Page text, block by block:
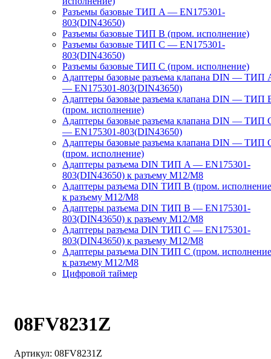
Разъемы базовые ТИП A — EN175301-
803(DIN43650)
Разъемы базовые ТИП В (пром. исполнение)
Разъемы базовые ТИП C — EN175301-
803(DIN43650)
Разъемы базовые ТИП C (пром. исполнение)
Адаптеры базовые разъема клапана DIN — ТИП
— EN175301-803(DIN43650)
Адаптеры базовые разъема клапана DIN — ТИП
(пром. исполнение)
Адаптеры базовые разъема клапана DIN — ТИП
— EN175301-803(DIN43650)
Адаптеры базовые разъема клапана DIN — ТИП
(пром. исполнение)
Адаптеры разъема DIN ТИП A — EN175301-
803(DIN43650) к разъему M12/M8
Адаптеры разъема DIN ТИП B (пром.
к разъему M12/M8
Адаптеры разъема DIN ТИП B — EN175301-
803(DIN43650) к разъему M12/M8
Адаптеры разъема DIN ТИП C — EN175301-
803(DIN43650) к разъему M12/M8
Адаптеры разъема DIN ТИП C (пром.
к разъему M12/M8
Цифровой таймер
08FV8231Z
Артикул: 08FV8231Z